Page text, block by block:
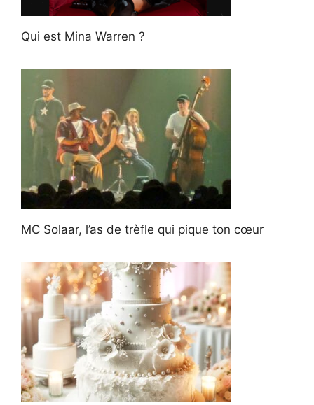
Qui est Mina Warren ?
MC Solaar, l’as de trèfle qui pique ton cœur